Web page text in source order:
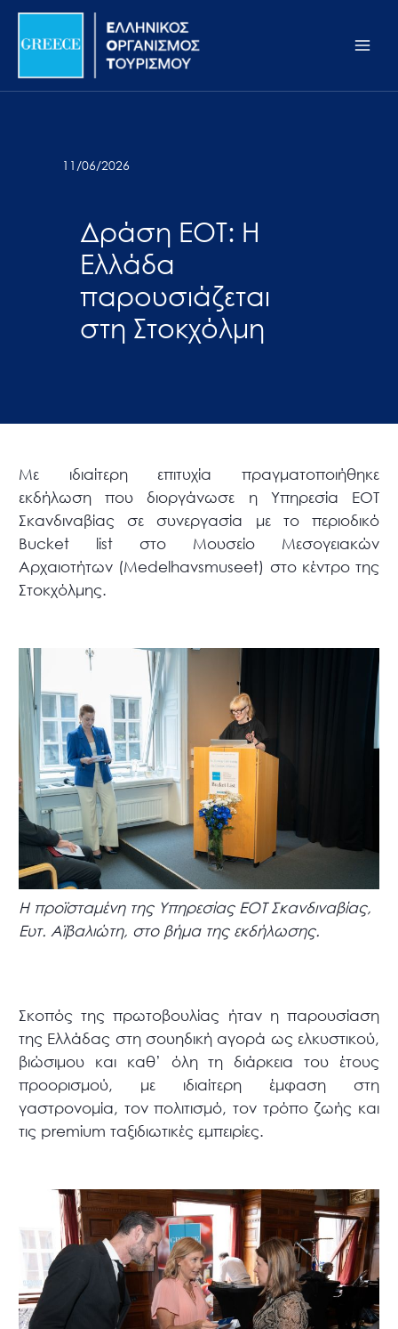
Σημείωση:
ιστότοπος
προσβασιμότητας.
Μετάβαση
περιεχόμενο
11/06/2026
Δράση ΕΟΤ: Η
Ελλάδα
παρουσιάζεται
στη Στοκχόλμη
Με ιδιαίτερη επιτυχία πραγματοποιήθηκε
εκδήλωση που διοργάνωσε η Υπηρεσία ΕΟΤ
Σκανδιναβίας σε συνεργασία με το περιοδικό
Bucket list στο Μουσείο Μεσογειακών
Αρχαιοτήτων (Medelhavsmuseet) στο κέντρο της
Στοκχόλμης.
Η προϊσταμένη της Υπηρεσίας ΕΟΤ Σκανδιναβίας,
Ευτ. Αϊβαλιώτη, στο βήμα της εκδήλωσης.
Σκοπός της πρωτοβουλίας ήταν η παρουσίαση
της Ελλάδας στη σουηδική αγορά ως ελκυστικού,
βιώσιμου και καθ’ όλη τη διάρκεια του έτους
προορισμού, με ιδιαίτερη έμφαση στη
γαστρονομία, τον πολιτισμό, τον τρόπο ζωής και
τις premium ταξιδιωτικές εμπειρίες.